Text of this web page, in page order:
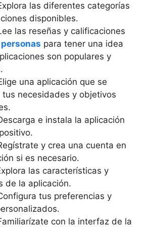
las diferentes categorías
disponibles.
las reseñas y calificaciones
para tener una idea
son populares y
una aplicación que se
tus necesidades y objetivos
e instala la aplicación
y crea una cuenta en
si es necesario.
las características y
de la aplicación.
tus preferencias y
con la interfaz de la